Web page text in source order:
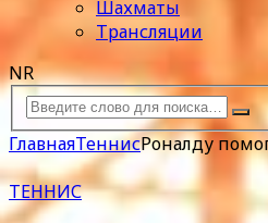
Шахматы
Трансляции
NR
ГлавнаяТеннисРоналду
ТЕННИС